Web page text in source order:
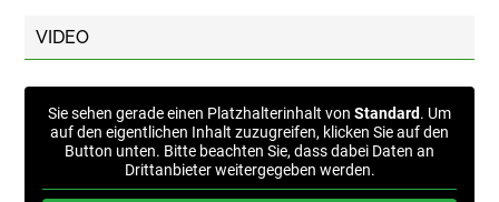
VIDEO
Sie sehen gerade einen Platzhalterinhalt von Standard. Um
auf den eigentlichen Inhalt zuzugreifen, klicken Sie auf den
Button unten. Bitte beachten Sie, dass dabei Daten an
Drittanbieter weitergegeben werden.